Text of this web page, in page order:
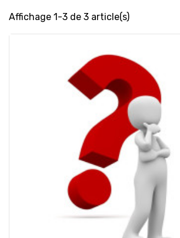
Affichage 1-3 de 3 article(s)